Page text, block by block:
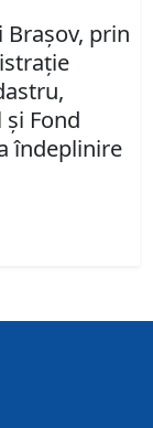
prin
Fond
îndeplinire